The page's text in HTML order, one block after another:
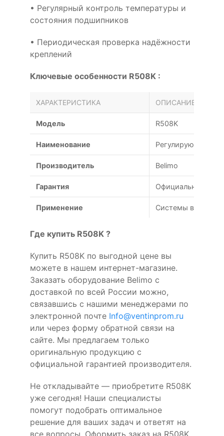
• Регулярный контроль температуры и
состояния подшипников
• Периодическая проверка надёжности
креплений
Ключевые особенности R508K :
ХАРАКТЕРИСТИКА ОПИСАНИЕ
Модель R508K
Наименование Регулирующий
Производитель Belimo
Гарантия Официальная
Применение Системы
Где купить R508K ?
Купить R508K по выгодной цене вы
можете в нашем интернет-магазине.
Заказать оборудование Belimo с
доставкой по всей России можно,
связавшись с нашими менеджерами по
электронной почте Info@ventinprom.ru
или через форму обратной связи на
сайте. Мы предлагаем только
оригинальную продукцию с
официальной гарантией производителя.
Не откладывайте — приобретите R508K
уже сегодня! Наши специалисты
помогут подобрать оптимальное
решение для ваших задач и ответят на
все вопросы. Оформить заказ на R508K